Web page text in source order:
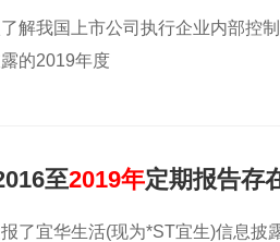
解我国上市公司执行企业内部控
的2019年度
至2019年定期报告存
了宜华生活(现为*ST宜生)信息